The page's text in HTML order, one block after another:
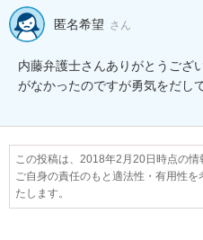
匿名希望 さん
内藤弁護士さんありがとうござ
がなかったのですが勇気をだし
この投稿は、2018年2月20日時点の情
ご自身の責任のもと適法性・有用性
たします。